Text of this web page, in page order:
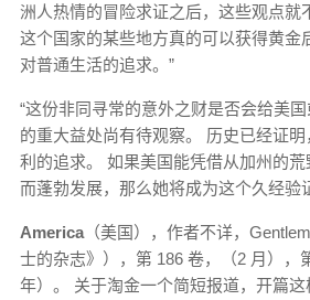
洲人热情的冒险求证之后，这些观点
这个国家的某些地方真的可以获得黄金
对普通生活的追求。”
“这份非同寻常的意外之财是否会给美
的重大益处尚有待观察。 历史已经证
利的追求。 如果美国能凭借从加州的
而蓬勃发展，那么她将成为这个久经验
America （美国），作者不详，
士的杂志》），第 186 卷，（2 月），
年）。 关于淘金一个简短报道，开篇这